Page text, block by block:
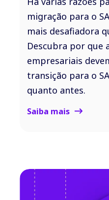
migração para o
mais desafiadora
Descubra por que
empresariais
transição para o
quanto antes.
Saiba mais